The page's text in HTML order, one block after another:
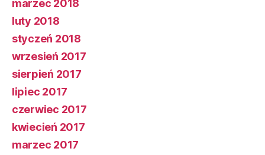
marzec 2018
luty 2018
styczeń 2018
wrzesień 2017
sierpień 2017
lipiec 2017
czerwiec 2017
kwiecień 2017
marzec 2017